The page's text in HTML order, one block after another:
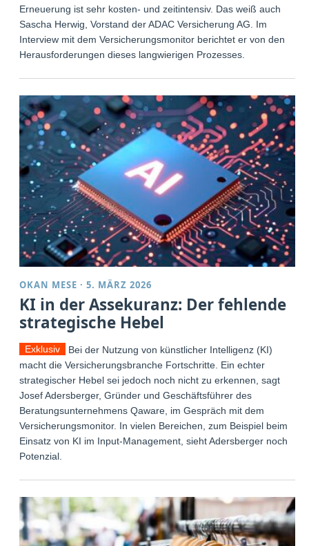
Erneuerung ist sehr kosten- und zeitintensiv. Das weiß auch
Sascha Herwig, Vorstand der ADAC Versicherung AG. Im
Interview mit dem Versicherungsmonitor berichtet er von den
Herausforderungen dieses langwierigen Prozesses.
OKAN MESE ·5. MÄRZ 2026
KI in der Assekuranz: Der fehlende
strategische Hebel
Exklusiv
Bei der Nutzung von künstlicher Intelligenz (KI)
macht die Versicherungsbranche Fortschritte. Ein echter
strategischer Hebel sei jedoch noch nicht zu erkennen, sagt
Josef Adersberger, Gründer und Geschäftsführer des
Beratungsunternehmens Qaware, im Gespräch mit dem
Versicherungsmonitor. In vielen Bereichen, zum Beispiel beim
Einsatz von KI im Input-Management, sieht Adersberger noch
Potenzial.